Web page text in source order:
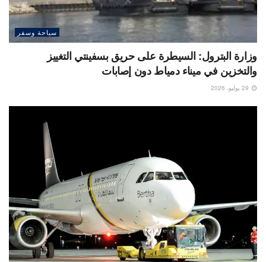
سياحة وسفر
وزارة البترول: السيطرة على حريق بسفينتي التغييز
والتخزين في ميناء دمياط دون إصابات